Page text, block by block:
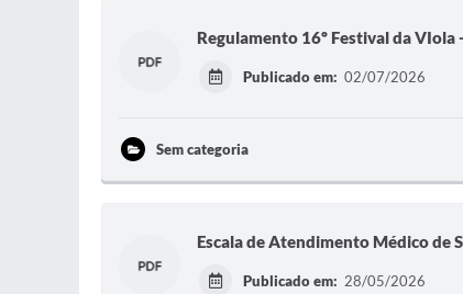
Regulamento 16º Festival da VIola
Publicado em: 02/07/2026
Sem categoria
Escala de Atendimento Médico de
Publicado em: 28/05/2026